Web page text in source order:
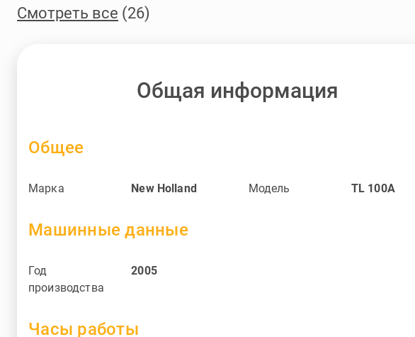
Смотреть все (26)
Общая информация
Общее
Марка New Holland Модель TL 100A
Машинные данные
Год
производства
2005
Часы работы